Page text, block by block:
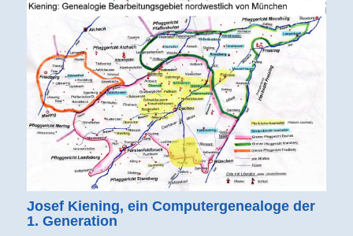
Josef Kiening, ein Computergenealoge der
1. Generation